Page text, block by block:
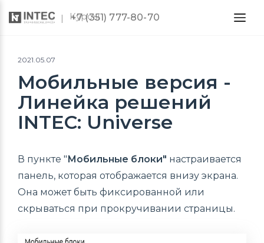
Курсы
+7 (351) 777-80-70
2021.05.07
Мобильные версия -
Линейка решений
INTEC: Universe
В пункте "Мобильные блоки" настраивается
панель, которая отображается внизу экрана.
Она может быть фиксированной или
скрываться при прокручивании страницы.